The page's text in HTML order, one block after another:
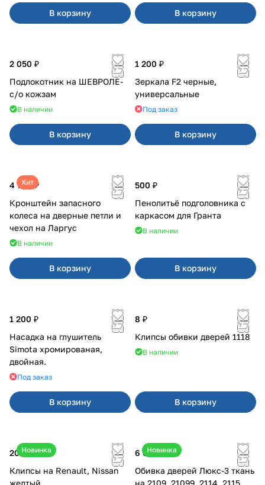
В корзину В корзину
2 050 ₽
Подлокотник на ШЕВРОЛЕ-
с/о кожзам
В наличии
В корзину
1 200 ₽
Зеркала F2 черные,
универсальные
Под заказ
В корзину
Хит
4 700 ₽
Кронштейн запасного
колеса на дверные петли и
чехол на Ларгус
В наличии
В корзину
500 ₽
Пенолитьё подголовника с
каркасом для Гранта
В наличии
В корзину
1 200 ₽
Насадка на глушитель
Simota хромированая,
двойная.
Под заказ
В корзину
8 ₽
Клипсы обивки дверей 1118
В наличии
В корзину
Новинка
20 ₽
Клипсы на Renault, Nissan
желтый
Новинка
6 000 ₽
Обивка дверей Люкс-3 ткань
на 2109, 21099, 2114, 2115